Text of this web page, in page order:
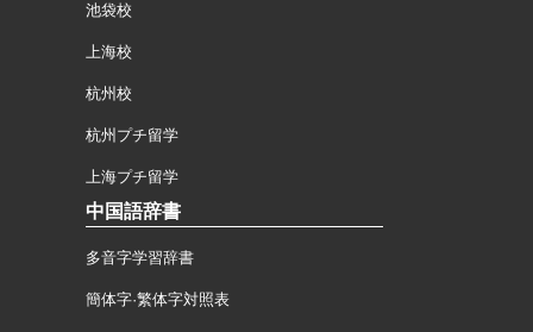
池袋校
上海校
杭州校
杭州プチ留学
上海プチ留学
中国語辞書
多音字学習辞書
簡体字·繁体字対照表